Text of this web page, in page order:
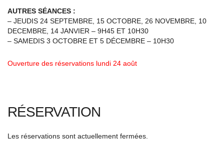
AUTRES SÉANCES :
– JEUDIS 24 SEPTEMBRE, 15 OCTOBRE, 26 NOVEMBRE, 10
DECEMBRE, 14 JANVIER – 9H45 ET 10H30
– SAMEDIS 3 OCTOBRE ET 5 DÉCEMBRE – 10H30
Ouverture des réservations lundi 24 août
RÉSERVATION
Les réservations sont actuellement fermées.